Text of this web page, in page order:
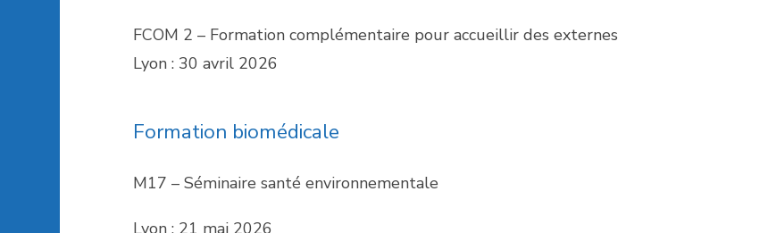
FCOM 2 – Formation complémentaire pour accueillir des externes
Lyon : 30 avril 2026
Formation biomédicale
M17 – Séminaire santé environnementale